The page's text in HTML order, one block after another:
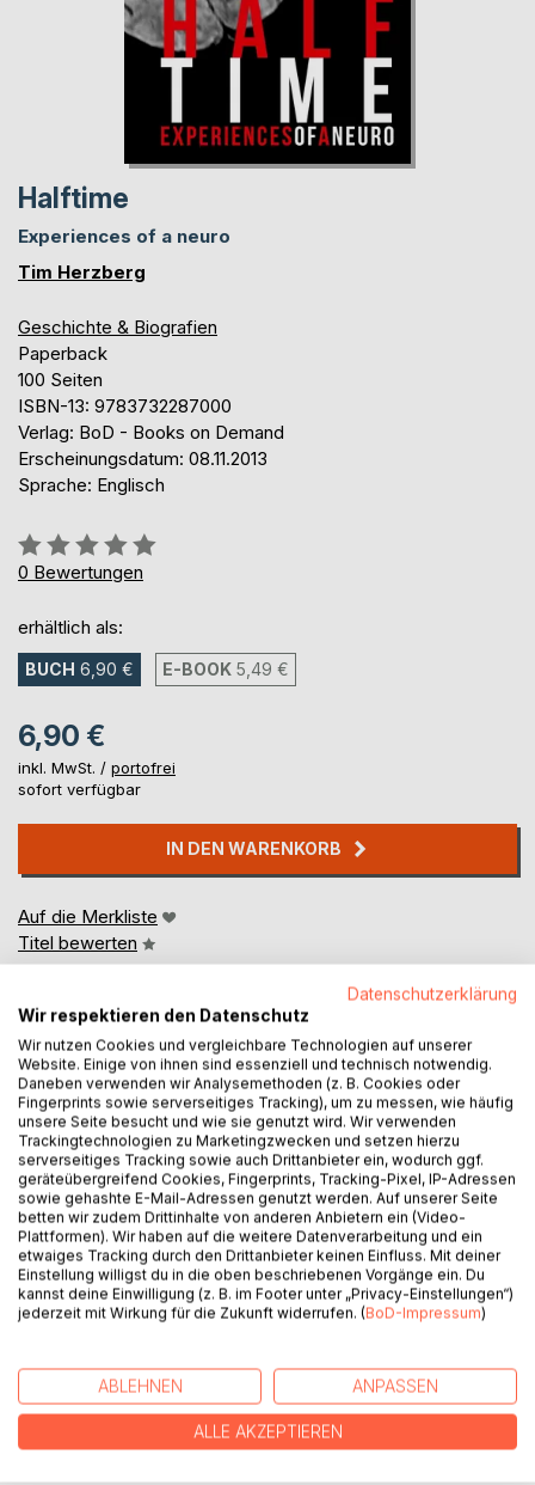
Halftime
Experiences of a neuro
Tim Herzberg
Geschichte & Biografien
Paperback
100 Seiten
ISBN-13: 9783732287000
Verlag: BoD - Books on Demand
Erscheinungsdatum: 08.11.2013
Sprache: Englisch
Bewertung::
0%
0 Bewertungen
erhältlich als:
BUCH 6,90 € E-BOOK 5,49 €
6,90 €
inkl. MwSt. / portofrei
sofort verfügbar
IN DEN WARENKORB
Auf die Merkliste
Titel bewerten
BESCHREIBUNG
What do you need to live with largescale brain damage: a
kittle hope, loads of hard work, a positive environment,
some luck. You need to accept what has happend and
have a large slice of black humour.
PRESSESTIMMEN
Datenschutzerklärung
Wir respektieren den Datenschutz
Wir nutzen Cookies und vergleichbare Technologien auf unserer
Website. Einige von ihnen sind essenziell und technisch notwendig.
Daneben verwenden wir Analysemethoden (z. B. Cookies oder
Fingerprints sowie serverseitiges Tracking), um zu messen, wie häufig
unsere Seite besucht und wie sie genutzt wird. Wir verwenden
Trackingtechnologien zu Marketingzwecken und setzen hierzu
serverseitiges Tracking sowie auch Drittanbieter ein, wodurch ggf.
geräteübergreifend Cookies, Fingerprints, Tracking-Pixel, IP-Adressen
sowie gehashte E-Mail-Adressen genutzt werden. Auf unserer Seite
betten wir zudem Drittinhalte von anderen Anbietern ein (Video-
Plattformen). Wir haben auf die weitere Datenverarbeitung und ein
etwaiges Tracking durch den Drittanbieter keinen Einfluss. Mit deiner
Einstellung willigst du in die oben beschriebenen Vorgänge ein. Du
kannst deine Einwilligung (z. B. im Footer unter „Privacy-Einstellungen“)
jederzeit mit Wirkung für die Zukunft widerrufen. (BoD-Impressum)
ABLEHNEN ANPASSEN
ALLE AKZEPTIEREN